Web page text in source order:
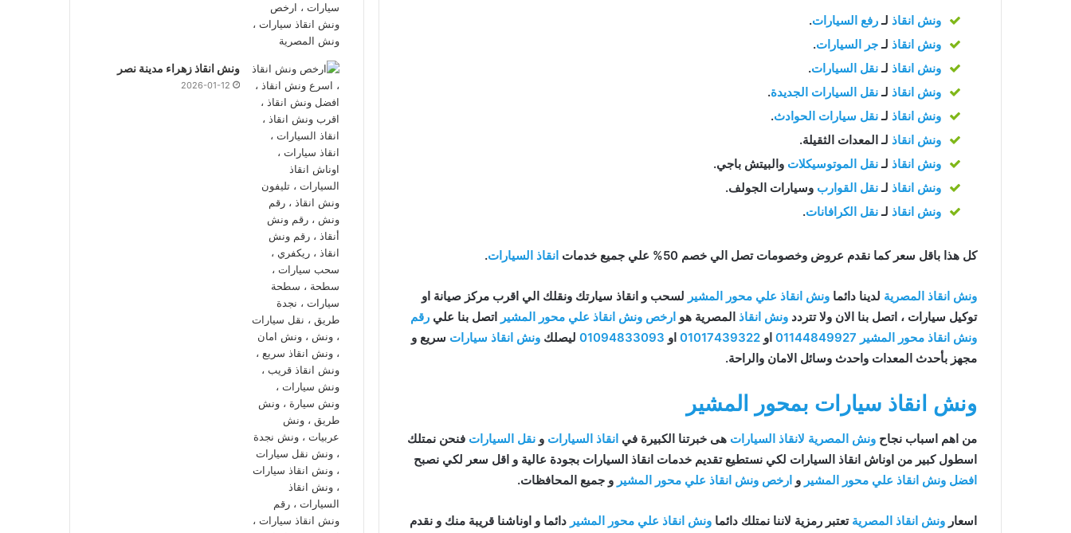
ونش انقاذ لـرفع السيارات.
ونش انقاذ لـجر السيارات.
ونش انقاذ لـنقل السيارات.
ونش انقاذ لـنقل السيارات الجديدة.
ونش انقاذ لـنقل سيارات الحوادث.
ونش انقاذ لـ المعدات الثقيلة.
ونش انقاذ لـنقل الموتوسيكلات والبيتش باجي.
ونش انقاذ لـنقل القوارب وسيارات الجولف.
ونش انقاذ لـنقل الكرافانات.
كل هذا باقل سعر كما نقدم عروض وخصومات تصل الي خصم 50% علي جميع خدمات انقاذ السيارات.
ونش انقاذ المصرية لدينا دائما ونش انقاذ علي محور المشير لسحب و انقاذ سيارتك ونقلك الي اقرب مركز صيانة او
توكيل سيارات ، اتصل بنا الان ولا تتردد ونش انقاذ المصرية هو ارخص ونش انقاذ علي محور المشير اتصل بنا علي رقم
ونش انقاذ محور المشير 01144849927 او 01017439322 او 01094833093 ليصلك ونش انقاذ سيارات سريع و
مجهز بأحدث المعدات واحدث وسائل الامان والراحة.
ونش انقاذ سيارات بمحور المشير
من اهم اسباب نجاح ونش المصرية لانقاذ السيارات هى خبرتنا الكبيرة في انقاذ السيارات و نقل السيارات فنحن نمتلك
اسطول كبير من اوناش انقاذ السيارات لكي نستطيع تقديم خدمات انقاذ السيارات بجودة عالية و اقل سعر لكي نصبح
افضل ونش انقاذ علي محور المشير و ارخص ونش انقاذ علي محور المشير و جميع المحافظات.
اسعار ونش انقاذ المصرية تعتبر رمزية لاننا نمتلك دائما ونش انقاذ علي محور المشير دائما و اوناشنا قريبة منك و نقدم
ونش انقاذ زهراء مدينة نصر
2026-01-12